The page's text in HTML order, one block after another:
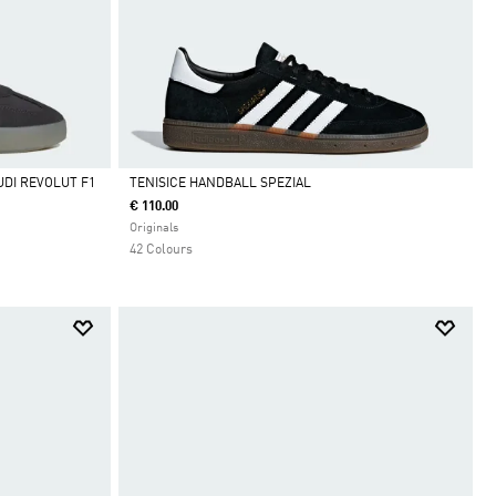
REVOLUT F1
Da
TENISICE HANDBALL SPEZIAL
€ 110.00
Originals
42 Colours